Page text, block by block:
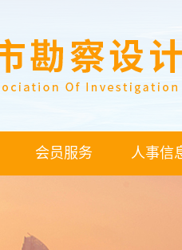
会员服务 人事信